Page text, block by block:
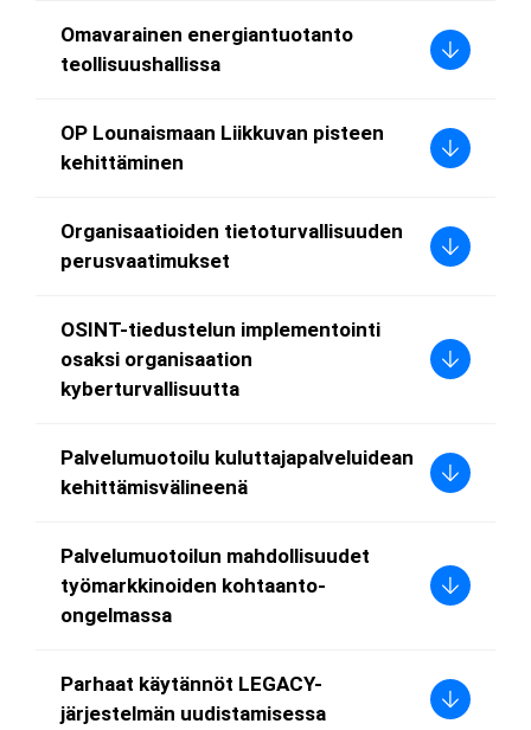
Omavarainen energiantuotanto
teollisuushallissa
OP Lounaismaan Liikkuvan pisteen
kehittäminen
Organisaatioiden tietoturvallisuuden
perusvaatimukset
OSINT-tiedustelun implementointi
osaksi organisaation
kyberturvallisuutta
Palvelumuotoilu kuluttajapalveluidean
kehittämisvälineenä
Palvelumuotoilun mahdollisuudet
työmarkkinoiden kohtaanto-
ongelmassa
Parhaat käytännöt LEGACY-
järjestelmän uudistamisessa